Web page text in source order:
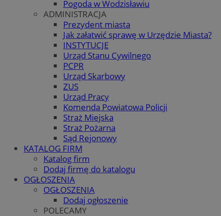
Pogoda w Wodzisławiu
ADMINISTRACJA
Prezydent miasta
Jak załatwić sprawę w Urzędzie Miasta?
INSTYTUCJE
Urząd Stanu Cywilnego
PCPR
Urząd Skarbowy
ZUS
Urząd Pracy
Komenda Powiatowa Policji
Straż Miejska
Straż Pożarna
Sąd Rejonowy
KATALOG FIRM
Katalog firm
Dodaj firmę do katalogu
OGŁOSZENIA
OGŁOSZENIA
Dodaj ogłoszenie
POLECAMY